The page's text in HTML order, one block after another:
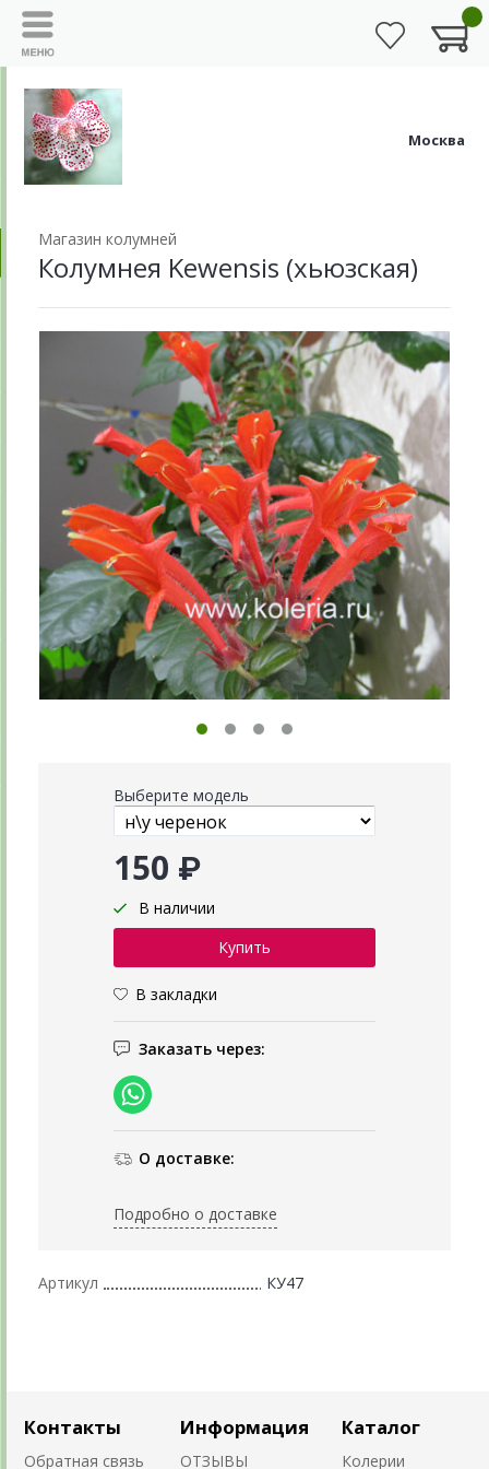
Москва
Магазин колумней
Колумнея Kewensis (хьюзская)
Выберите модель
150 ₽
В наличии
В закладки
Заказать через:
О доставке:
Подробно о доставке
Артикул КУ47
Контакты
Обратная связь
Информация
ОТЗЫВЫ
Каталог
Колерии